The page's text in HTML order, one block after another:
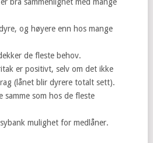
og høyere enn hos mange
de fleste behov.
er positivt, selv om det ikke
(lånet blir dyrere totalt sett).
samme som hos de fleste
mulighet for medlåner.